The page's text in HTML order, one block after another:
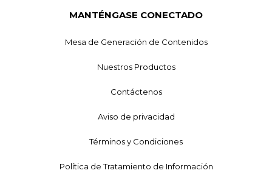
MANTÉNGASE CONECTADO
Mesa de Generación de Contenidos
Nuestros Productos
Contáctenos
Aviso de privacidad
Términos y Condiciones
Política de Tratamiento de Información